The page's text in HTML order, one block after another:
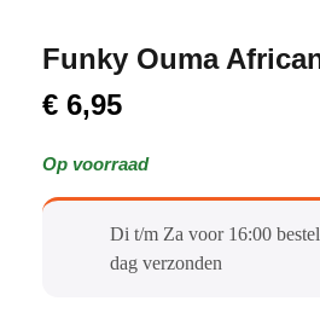
Funky Ouma
€ 6,95
Op voorraad
Di t/m Za voor 16:00
dag verzonden​